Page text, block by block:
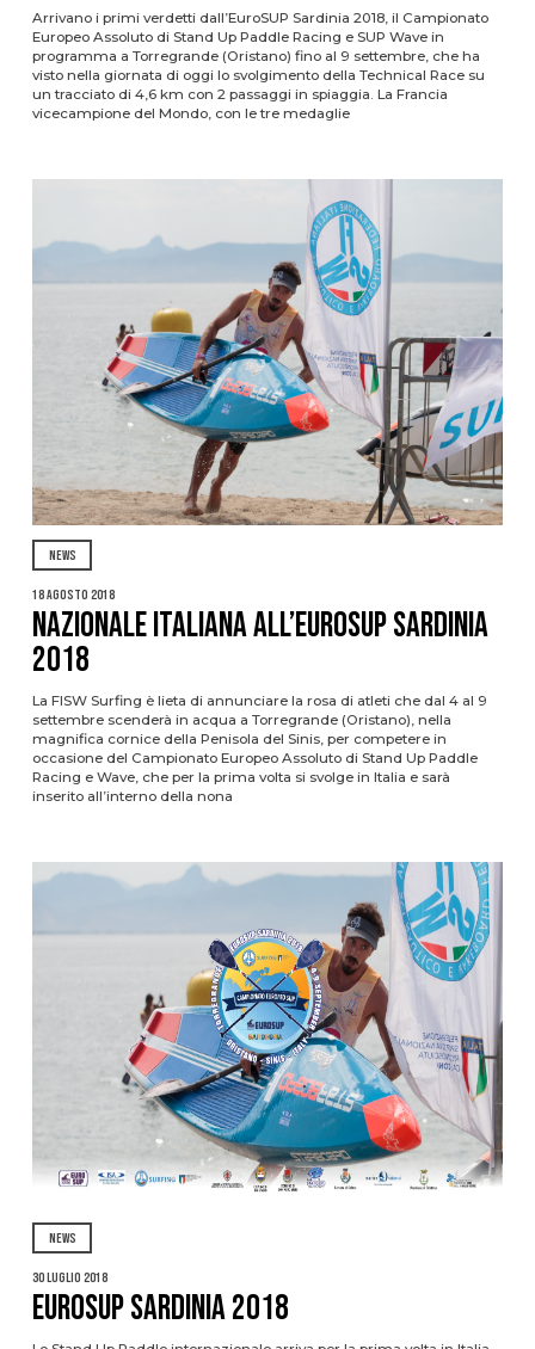
Arrivano i primi verdetti dall’EuroSUP Sardinia 2018, il Campionato
Europeo Assoluto di Stand Up Paddle Racing e SUP Wave in
programma a Torregrande (Oristano) fino al 9 settembre, che ha
visto nella giornata di oggi lo svolgimento della Technical Race su
un tracciato di 4,6 km con 2 passaggi in spiaggia. La Francia
vicecampione del Mondo, con le tre medaglie
NEWS
18 Agosto 2018
Nazionale italiana all’EuroSUP Sardinia
2018
La FISW Surfing è lieta di annunciare la rosa di atleti che dal 4 al 9
settembre scenderà in acqua a Torregrande (Oristano), nella
magnifica cornice della Penisola del Sinis, per competere in
occasione del Campionato Europeo Assoluto di Stand Up Paddle
Racing e Wave, che per la prima volta si svolge in Italia e sarà
inserito all’interno della nona
NEWS
30 Luglio 2018
EuroSUP Sardinia 2018